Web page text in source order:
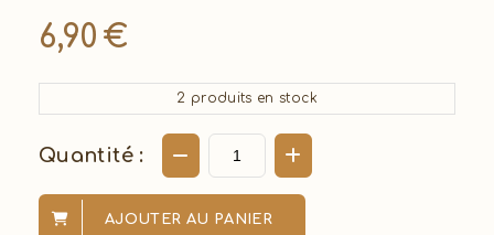
6,90 €
2 produits en stock
Quantité :
AJOUTER AU PANIER